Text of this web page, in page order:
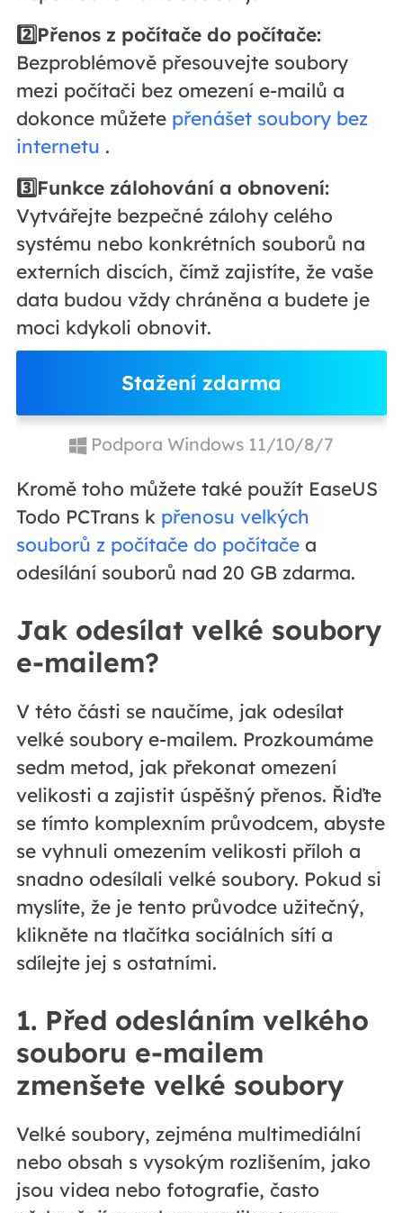
2️⃣Přenos z počítače do počítače:
Bezproblémově přesouvejte soubory
mezi počítači bez omezení e-mailů a
dokonce můžete přenášet soubory bez
internetu .
3️⃣Funkce zálohování a obnovení:
Vytvářejte bezpečné zálohy celého
systému nebo konkrétních souborů na
externích discích, čímž zajistíte, že vaše
data budou vždy chráněna a budete je
moci kdykoli obnovit.
Stažení zdarma
Podpora Windows 11/10/8/7
Kromě toho můžete také použít EaseUS
Todo PCTrans k přenosu velkých
souborů z počítače do počítačea
odesílání souborů nad 20 GB zdarma.
Jak odesílat velké soubory
e-mailem?
V této části se naučíme, jak odesílat
velké soubory e-mailem. Prozkoumáme
sedm metod, jak překonat omezení
velikosti a zajistit úspěšný přenos. Řiďte
se tímto komplexním průvodcem, abyste
se vyhnuli omezením velikosti příloh a
snadno odesílali velké soubory. Pokud si
myslíte, že je tento průvodce užitečný,
klikněte na tlačítka sociálních sítí a
sdílejte jej s ostatními.
1. Před odesláním velkého
souboru e-mailem
zmenšete velké soubory
Velké soubory, zejména multimediální
nebo obsah s vysokým rozlišením, jako
jsou videa nebo fotografie, často